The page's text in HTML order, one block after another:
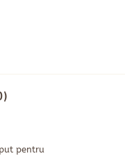
pentru